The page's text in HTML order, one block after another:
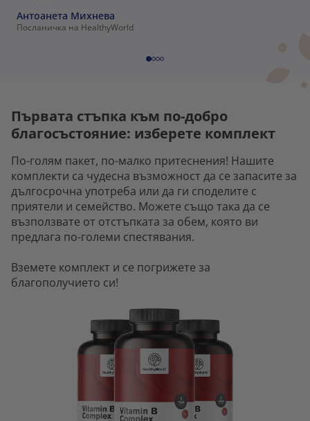
Антоанета Михнева
Посланичка на HealthyWorld
Първата стъпка към по-добро
благосъстояние: изберете комплект
По-голям пакет, по-малко притеснения! Нашите
комплекти са чудесна възможност да се запасите за
дългосрочна употреба или да ги споделите с
приятели и семейство. Можете също така да се
възползвате от отстъпката за обем, която ви
предлага по-големи спестявания.
Вземете комплект и се погрижете за
благополучието си!